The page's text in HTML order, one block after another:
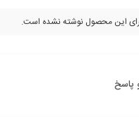
این محصول نوشته نشده است.